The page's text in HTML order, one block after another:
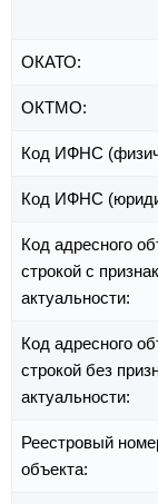
ОКАТО:
ОКТМО:
Код ИФНС
Код ИФНС
Код адресного
строкой с
актуальности:
Код адресного
строкой без
актуальности:
Реестровый
объекта: